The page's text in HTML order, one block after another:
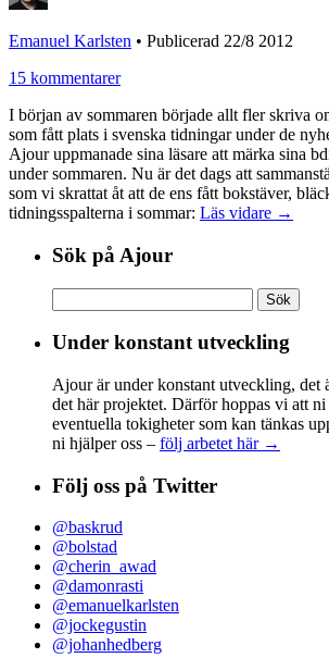
Emanuel Karlsten • Publicerad 22/8 2012
15 kommentarer
I början av sommaren började allt fler skriva
som fått plats i svenska tidningar under de
Ajour uppmanade sina läsare att märka sina
under sommaren. Nu är det dags att
som vi skrattat åt att de ens fått bokstäver,
tidningsspalterna i sommar: Läs vidare →
Sök på Ajour
efter:
Under konstant utveckling
Ajour är under konstant utveckling, det
det här projektet. Därför hoppas vi att ni
eventuella tokigheter som kan tänkas
ni hjälper oss – följ arbetet här →
Följ oss på Twitter
@baskrud
@bolstad
@cherin_awad
@damonrasti
@emanuelkarlsten
@jockegustin
@johanhedberg